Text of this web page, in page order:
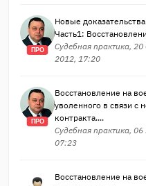
ПРО
Новые
Часть1:
Судебная практика,
2012, 17:20
ПРО
Восстановление на
уволенного в связи с
контракта....
Судебная практика,
07:23
Восстановление на